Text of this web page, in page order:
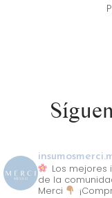
Los mejores
de la
Merci